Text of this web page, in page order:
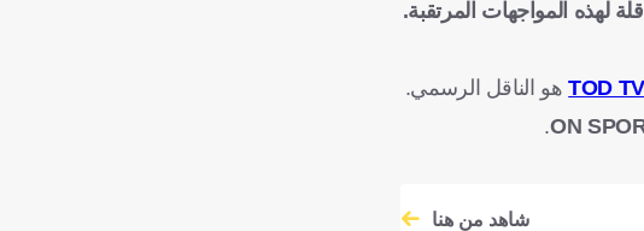
TOD TVهو الناقل الرسمي.
ON
.
شاهد من هنا